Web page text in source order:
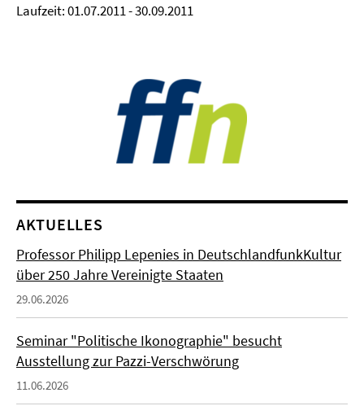
Laufzeit: 01.07.2011 - 30.09.2011
AKTUELLES
Professor Philipp Lepenies in DeutschlandfunkKultur
über 250 Jahre Vereinigte Staaten
29.06.2026
Seminar "Politische Ikonographie" besucht
Ausstellung zur Pazzi-Verschwörung
11.06.2026